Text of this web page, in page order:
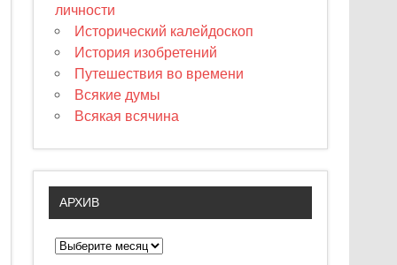
личности
Исторический калейдоскоп
История изобретений
Путешествия во времени
Всякие думы
Всякая всячина
АРХИВ
А
р